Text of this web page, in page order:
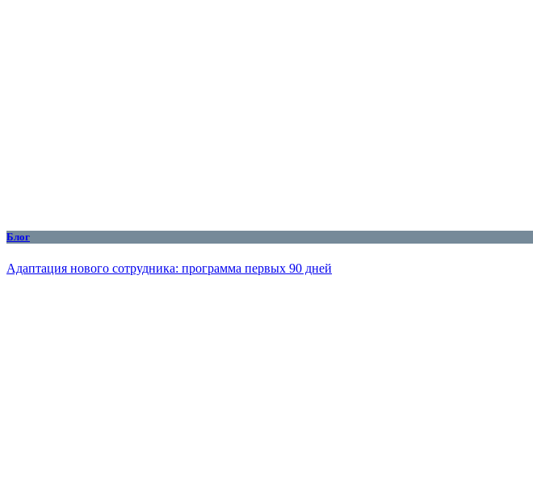
Блог
Адаптация нового сотрудника: программа первых 90 дней